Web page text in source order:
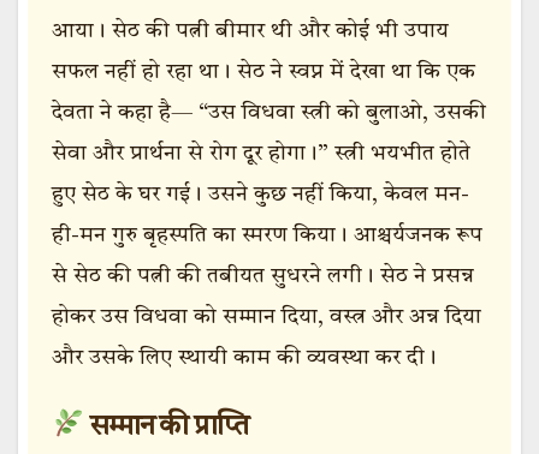
आया। सेठ की पत्नी बीमार थी और कोई भी उपाय
सफल नहीं हो रहा था। सेठ ने स्वप्न में देखा था कि एक
देवता ने कहा है— “उस विधवा स्त्री को बुलाओ, उसकी
सेवा और प्रार्थना से रोग दूर होगा।” स्त्री भयभीत होते
हुए सेठ के घर गई। उसने कुछ नहीं किया, केवल मन-
ही-मन गुरु बृहस्पति का स्मरण किया। आश्चर्यजनक रूप
से सेठ की पत्नी की तबीयत सुधरने लगी। सेठ ने प्रसन्न
होकर उस विधवा को सम्मान दिया, वस्त्र और अन्न दिया
और उसके लिए स्थायी काम की व्यवस्था कर दी।
सम्मान की प्राप्ति